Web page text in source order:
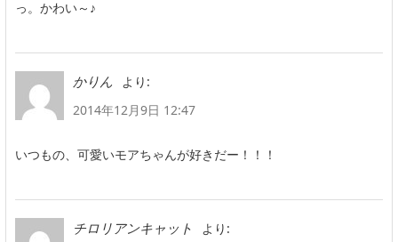
っ。かわい～♪
かりん
より:
2014年12月9日 12:47
いつもの、可愛いモアちゃんが好きだー！！！
チロリアンキャット
より: